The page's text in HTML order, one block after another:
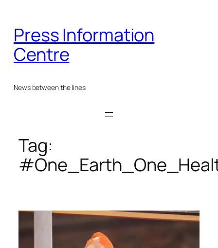
content
Press Information
Centre
News between the lines
Tag: